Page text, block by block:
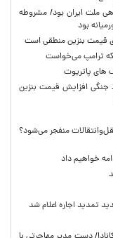
ملت ایران بود/ مشروطه
بود
قیمت بنزین منطقی است
که ترامپ می‌خواست
های پاتریوت
جنگی افزایش قیمت بنزین
منفجر می‌شود؟
خواهیم داد
تمدید اجاره اعلام شد